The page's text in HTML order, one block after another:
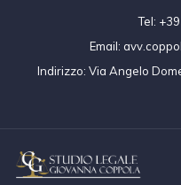
Tel:
Email:
Indirizzo: Via Angelo